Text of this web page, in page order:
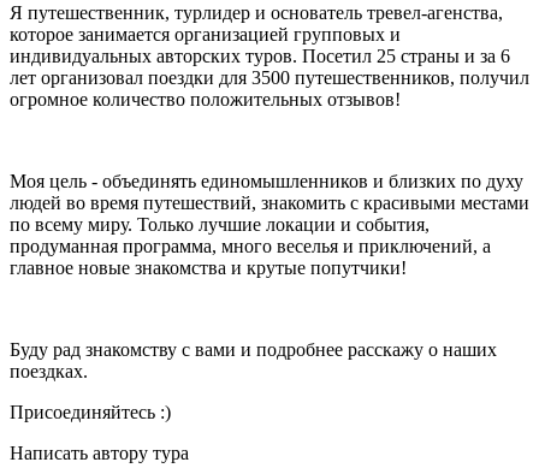
Я путешественник, турлидер и основатель тревел-агенства,
которое занимается организацией групповых и
индивидуальных авторских туров. Посетил 25 страны и за 6
лет организовал поездки для 3500 путешественников, получил
огромное количество положительных отзывов!
Моя цель - объединять единомышленников и близких по духу
людей во время путешествий, знакомить с красивыми местами
по всему миру. Только лучшие локации и события,
продуманная программа, много веселья и приключений, а
главное новые знакомства и крутые попутчики!
Буду рад знакомству с вами и подробнее расскажу о наших
поездках.
Присоединяйтесь :)
Написать автору тура